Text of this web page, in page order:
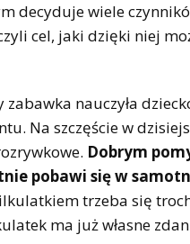
decyduje wiele
cel, jaki dzięki niej
nauczyła
Na szczęście w
Dobrym
pobawi się w
trzeba się
ma już własne